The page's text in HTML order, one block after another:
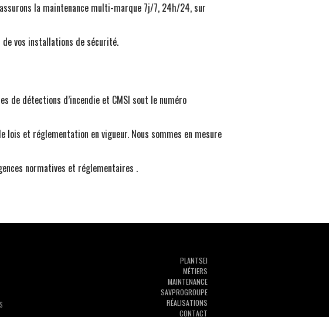
la maintenance multi-marque 7j/7, 24h/24, sur
de vos installations de sécurité.
de détections d’incendie et CMSI sout le numéro
lois et réglementation en vigueur. Nous sommes en mesure
normatives et réglementaires .
PLANTSEI
MÉTIERS
MAINTENANCE
SAVPROGROUPE
RÉALISATIONS
CONTACT